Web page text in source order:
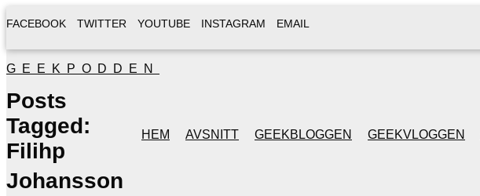
FACEBOOK TWITTER YOUTUBE INSTAGRAM EMAIL
GEEKPODDEN
HEM AVSNITT GEEKBLOGGEN GEEKVLOGGEN
Posts
Tagged:
Filihp
Johansson